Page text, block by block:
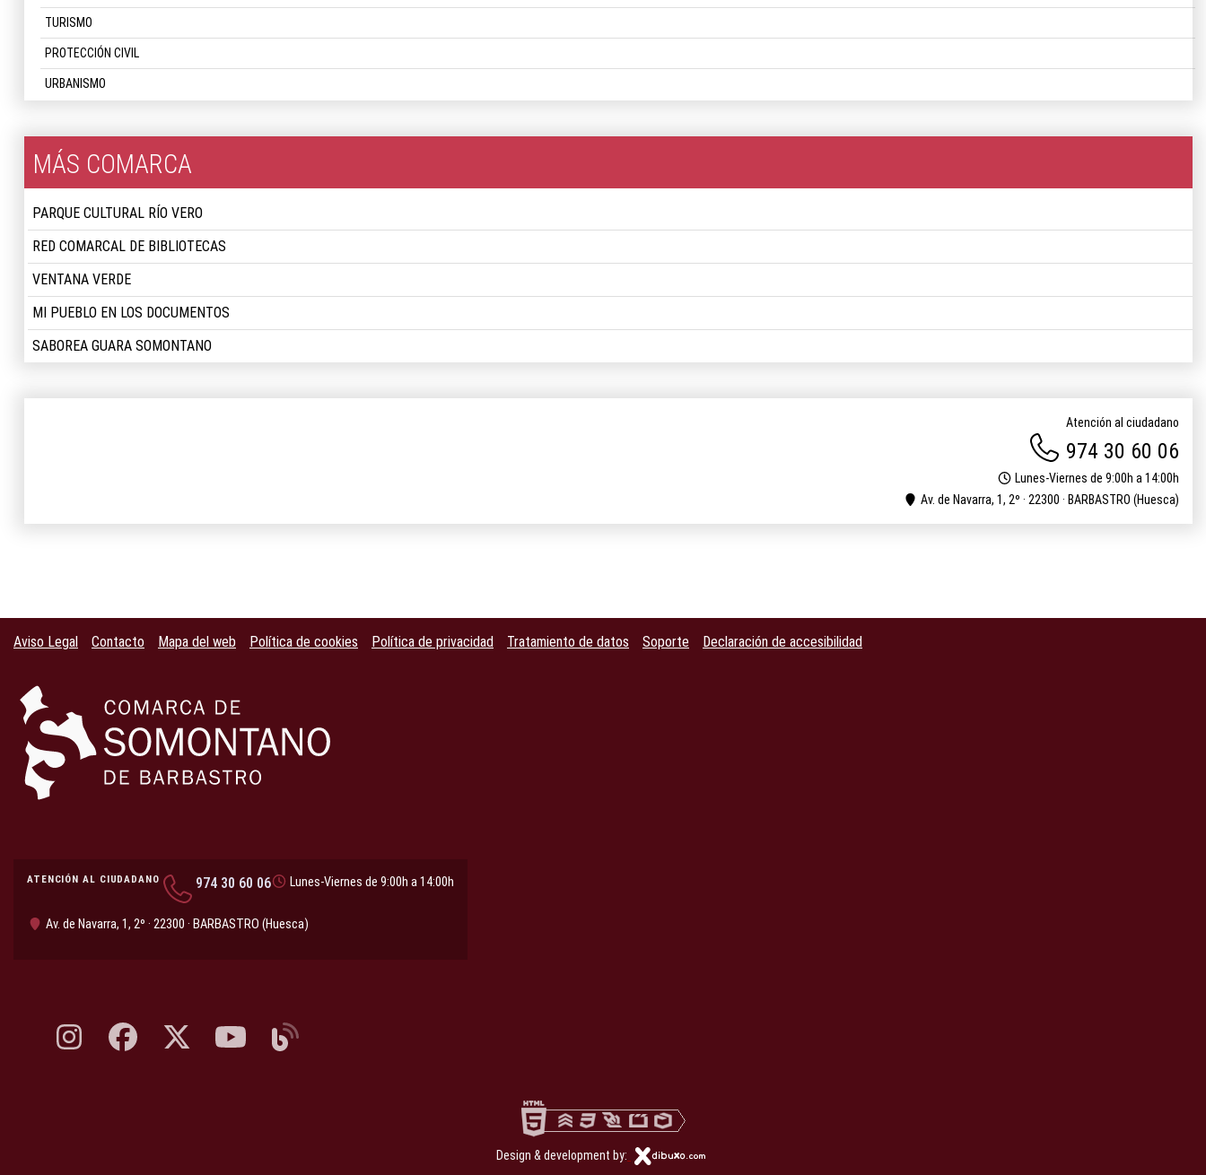
TURISMO
PROTECCIÓN CIVIL
URBANISMO
MÁS COMARCA
PARQUE CULTURAL RÍO VERO
RED COMARCAL DE BIBLIOTECAS
VENTANA VERDE
MI PUEBLO EN LOS DOCUMENTOS
SABOREA GUARA SOMONTANO
Atención al ciudadano
974 30 60 06
Lunes-Viernes de 9:00h a 14:00h
Av. de Navarra, 1, 2º · 22300 · BARBASTRO (Huesca)
Aviso Legal Contacto Mapa del web Política de cookies Política de privacidad Tratamiento de datos Soporte Declaración de accesibilidad
ATENCIÓN AL CIUDADANO 974 30 60 06 Lunes-Viernes de 9:00h a 14:00h
Av. de Navarra, 1, 2º · 22300 · BARBASTRO (Huesca)
Instagram, abre en nueva pestaña
Facebook, abre en nueva pestaña
X, antes Twitter, abre en nueva pestaña
YouTube, abre en nueva pestaña
Blog, abre en nueva pestaña
Design & development by: